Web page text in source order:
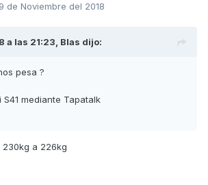
de Noviembre del 2018
a las 21:23, Blas dijo:
pesa ?
S41 mediante Tapatalk
a 226kg